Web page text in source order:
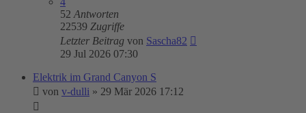
52 Antworten
22539 Zugriffe
Letzter Beitrag von Sascha82
29 Jul 2026 07:30
Elektrik im Grand Canyon S
von v-dulli » 29 Mär 2026 17:12